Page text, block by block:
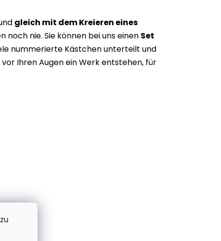
gleich mit dem Kreieren eines
noch nie. Sie können bei uns einen Set
nummerierte Kästchen unterteilt und
Ihren Augen ein Werk entstehen, für